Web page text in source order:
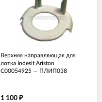
Верхняя направляющая для
лотка Indesit Ariston
C00054925 — ПЛИП038
1 100 ₽